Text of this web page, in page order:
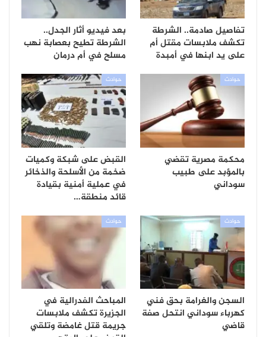
تفاصيل صادمة.. الشرطة
تكشف ملابسات مقتل أم
على يد ابنها في أمبدة
بعد فيديو أثار الجدل..
الشرطة تطيح بعصابة نهب
مسلح في أم درمان
حوادث
محكمة مصرية تقضي
بالمؤبد على طبيب
سوداني
حوادث
القبض على شبكة وكميات
ضخمة من الأسلحة والذخائر
في عملية أمنية بقيادة
قائد منطقة…
حوادث
السجن والغرامة بحق فني
كهرباء سوداني انتحل صفة
قاضي
حوادث
المباحث الفدرالية في
الجزيرة تكشف ملابسات
جريمة قتل غامضة وتلقي